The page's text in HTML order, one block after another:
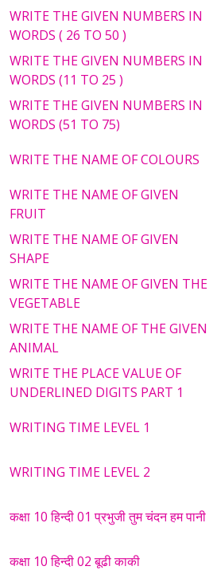
WRITE THE GIVEN NUMBERS IN
WORDS ( 26 TO 50 )
WRITE THE GIVEN NUMBERS IN
WORDS (11 TO 25 )
WRITE THE GIVEN NUMBERS IN
WORDS (51 TO 75)
WRITE THE NAME OF COLOURS
WRITE THE NAME OF GIVEN
FRUIT
WRITE THE NAME OF GIVEN
SHAPE
WRITE THE NAME OF GIVEN THE
VEGETABLE
WRITE THE NAME OF THE GIVEN
ANIMAL
WRITE THE PLACE VALUE OF
UNDERLINED DIGITS PART 1
WRITING TIME LEVEL 1
WRITING TIME LEVEL 2
कक्षा 10 हिन्दी 01 प्रभुजी तुम चंदन हम पानी
कक्षा 10 हिन्दी 02 बूढी काकी